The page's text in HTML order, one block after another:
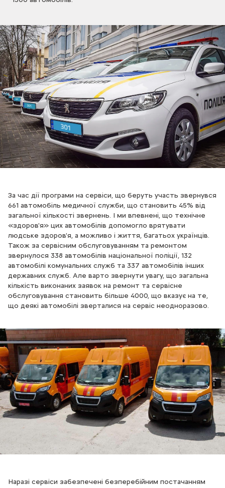
За час дії програми на сервіси, що беруть участь звернувся
661 автомобіль медичної служби, що становить 45% від
загальної кількості звернень. І ми впевнені, що технічне
«здоров'я» цих автомобілів допомогло врятувати
людське здоров'я, а можливо і життя, багатьох українців.
Також за сервісним обслуговуванням та ремонтом
звернулося 338 автомобілів національної поліції, 132
автомобілі комунальних служб та 337 автомобілів інших
державних служб. Але варто звернути увагу, що загальна
кількість виконаних заявок на ремонт та сервісне
обслуговування становить більше 4000, що вказує на те,
що деякі автомобілі зверталися на сервіс неодноразово.
Наразі сервіси забезпечені безперебійним постачанням